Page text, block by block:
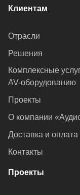
Клиентам
Отрасли
Решения
Комплексные
AV-оборудованию
Проекты
О компании
Доставка и оплата
Контакты
Проекты